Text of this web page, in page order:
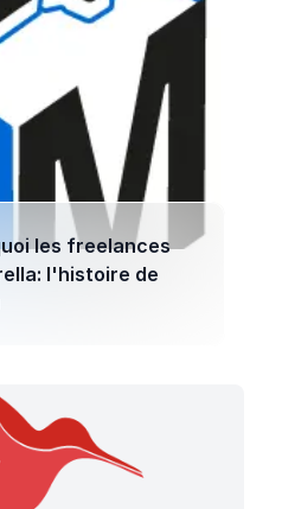
les freelances
l'histoire de